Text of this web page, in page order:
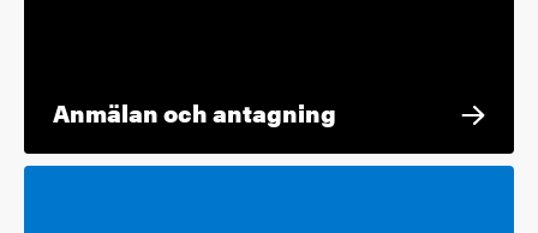
Anmälan och antagning